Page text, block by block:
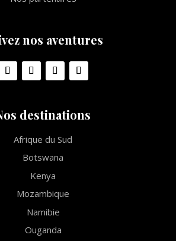
nos aventures
destinations
Afrique du Sud
Botswana
Kenya
Mozambique
Namibie
Ouganda